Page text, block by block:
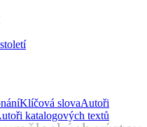
Klíčová slovaAutoři
katalogových textů